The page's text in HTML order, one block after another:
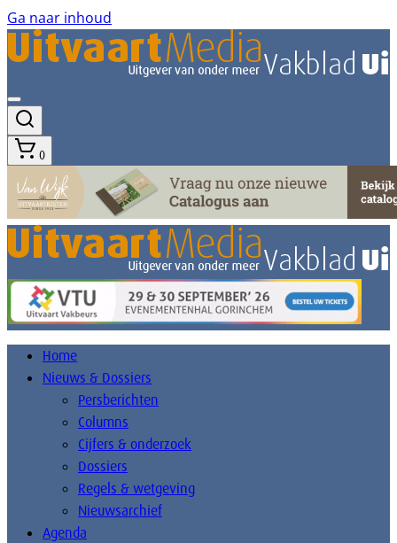
Ga naar inhoud
0
Home
Nieuws & Dossiers
Persberichten
Columns
Cijfers & onderzoek
Dossiers
Regels & wetgeving
Nieuwsarchief
Agenda